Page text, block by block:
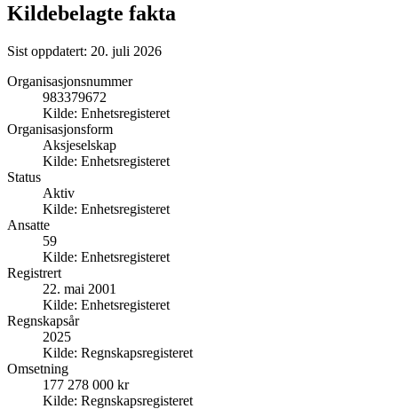
Kildebelagte fakta
Sist oppdatert: 20. juli 2026
Organisasjonsnummer
983379672
Kilde: Enhetsregisteret
Organisasjonsform
Aksjeselskap
Kilde: Enhetsregisteret
Status
Aktiv
Kilde: Enhetsregisteret
Ansatte
59
Kilde: Enhetsregisteret
Registrert
22. mai 2001
Kilde: Enhetsregisteret
Regnskapsår
2025
Kilde: Regnskapsregisteret
Omsetning
177 278 000 kr
Kilde: Regnskapsregisteret